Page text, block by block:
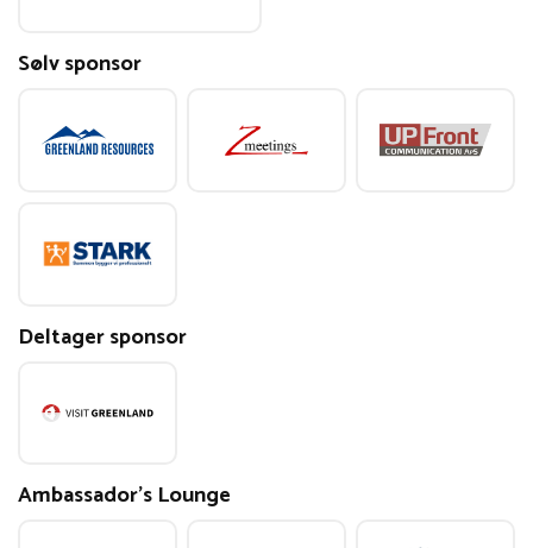
Sølv sponsor
Deltager sponsor
Ambassador's Lounge